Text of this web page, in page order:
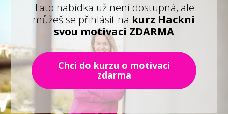
Tato nabídka už není dostupná, ale
můžeš se přihlásit na kurz Hackni
svou motivaci ZDARMA
Chci do kurzu o motivaci
zdarma